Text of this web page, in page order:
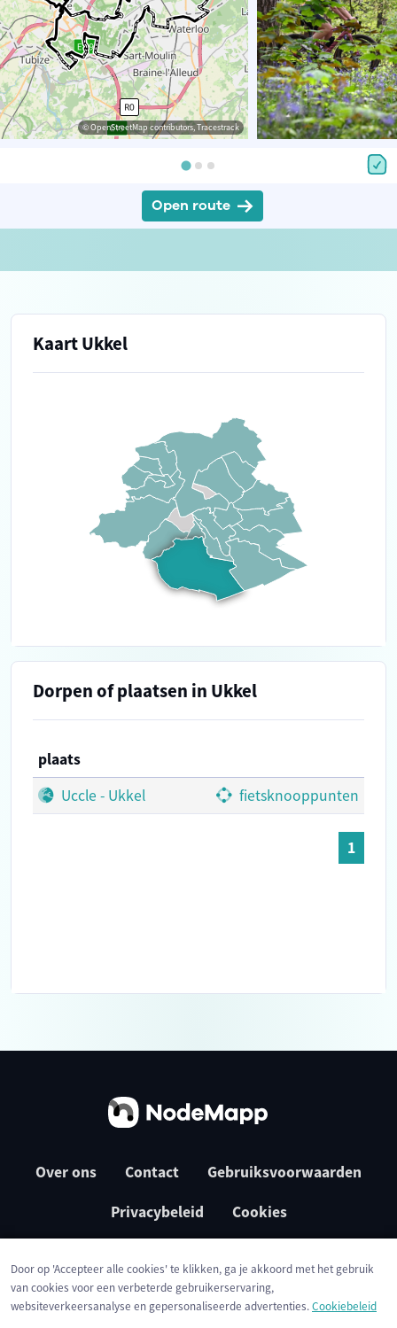
© OpenStreetMap contributors, Tracestrack
Open route
Kaart Ukkel
Dorpen of plaatsen in Ukkel
plaats
Uccle - Ukkel
fietsknooppunten
1
Over ons Contact Gebruiksvoorwaarden
Privacybeleid Cookies
Door op 'Accepteer alle cookies' te klikken, ga je akkoord met het gebruik
van cookies voor een verbeterde gebruikerservaring,
websiteverkeersanalyse en gepersonaliseerde advertenties.Cookiebeleid